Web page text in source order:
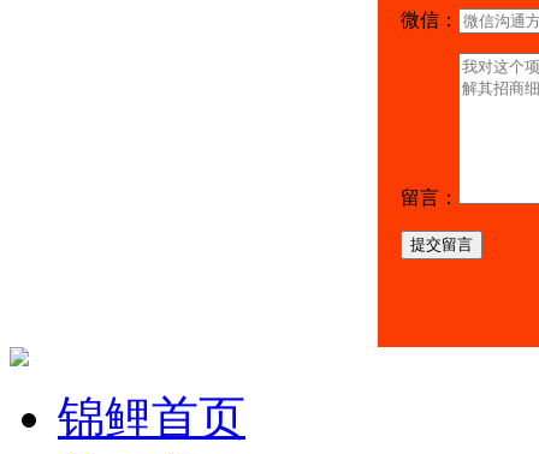
微信：
留言：
提交留言
锦鲤首页